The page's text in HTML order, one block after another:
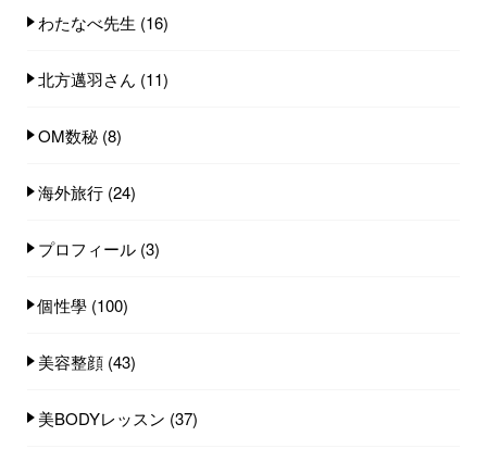
わたなべ先生 (16)
北方邁羽さん (11)
OM数秘 (8)
海外旅行 (24)
プロフィール (3)
個性學 (100)
美容整顔 (43)
美BODYレッスン (37)